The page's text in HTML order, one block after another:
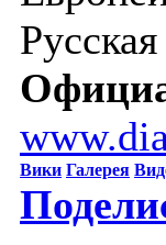
Вики Галерея